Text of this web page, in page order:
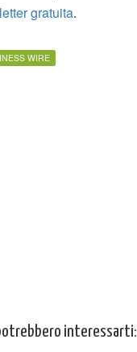
gratuita.
WIRE
interessarti: